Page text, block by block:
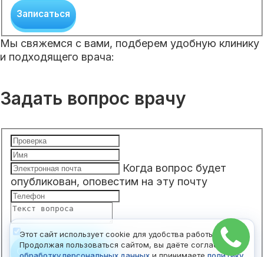
Этот сайт использует cookie для удобства работы.
Продолжая пользоваться сайтом, вы даёте согласие на
Записаться
Мы свяжемся с вами, подберем удобную клинику
и подходящего врача:
Задать вопрос врачу
Когда вопрос будет
опубликован, оповестим на эту почту
Отправить вопрос
Чтобы отправить вопрос,